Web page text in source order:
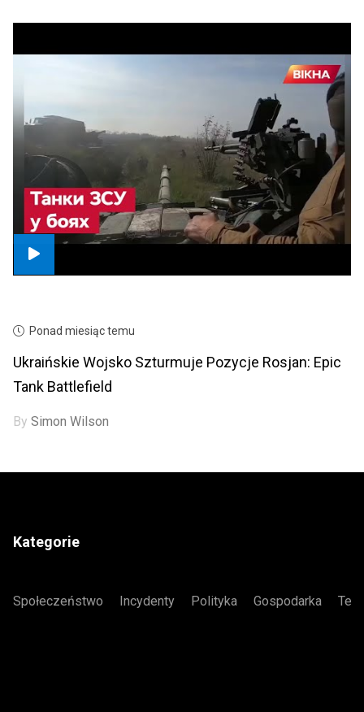
Ponad miesiąc temu
Ukraińskie Wojsko Szturmuje Pozycje Rosjan: Epic
Tank Battlefield
BySimon Wilson
Kategorie
Społeczeństwo Incydenty Polityka Gospodarka